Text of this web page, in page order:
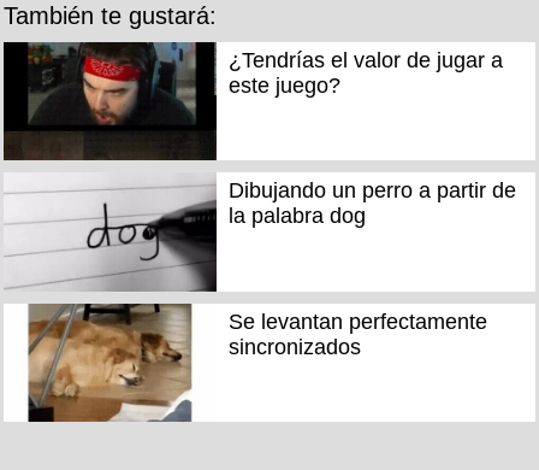
También te gustará:
¿Tendrías el valor de jugar a
este juego?
Dibujando un perro a partir de
la palabra dog
Se levantan perfectamente
sincronizados